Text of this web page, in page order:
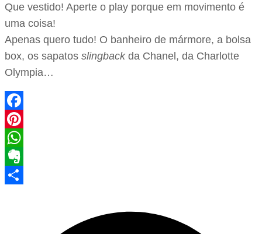
Que vestido! Aperte o play porque em movimento é
uma coisa!
Apenas quero tudo! O banheiro de mármore, a bolsa
box, os sapatos slingbackda Chanel, da Charlotte
Olympia…
Facebook
Pinterest
WhatsApp
Evernote